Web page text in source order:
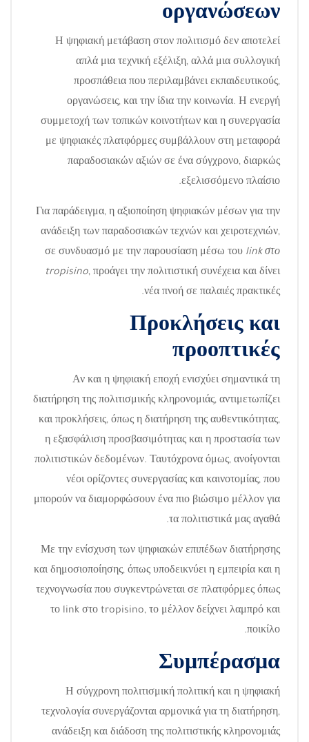
οργανώσεων
Η ψηφιακή μετάβαση στον πολιτισμό δεν αποτελεί
απλά μια τεχνική εξέλιξη, αλλά μια συλλογική
προσπάθεια που περιλαμβάνει εκπαιδευτικούς,
οργανώσεις, και την ίδια την κοινωνία. Η ενεργή
συμμετοχή των τοπικών κοινοτήτων και η συνεργασία
με ψηφιακές πλατφόρμες συμβάλλουν στη μεταφορά
παραδοσιακών αξιών σε ένα σύγχρονο, διαρκώς
εξελισσόμενο πλαίσιο.
Για παράδειγμα, η αξιοποίηση ψηφιακών μέσων για την
ανάδειξη των παραδοσιακών τεχνών και χειροτεχνιών,
σε συνδυασμό με την παρουσίαση μέσω του link στο
tropisino, προάγει την πολιτιστική συνέχεια και δίνει
νέα πνοή σε παλαιές πρακτικές.
Προκλήσεις και
προοπτικές
Αν και η ψηφιακή εποχή ενισχύει σημαντικά τη
διατήρηση της πολιτισμικής κληρονομιάς, αντιμετωπίζει
και προκλήσεις, όπως η διατήρηση της αυθεντικότητας,
η εξασφάλιση προσβασιμότητας και η προστασία των
πολιτιστικών δεδομένων. Ταυτόχρονα όμως, ανοίγονται
νέοι ορίζοντες συνεργασίας και καινοτομίας, που
μπορούν να διαμορφώσουν ένα πιο βιώσιμο μέλλον για
τα πολιτιστικά μας αγαθά.
Με την ενίσχυση των ψηφιακών επιπέδων διατήρησης
και δημοσιοποίησης, όπως υποδεικνύει η εμπειρία και η
τεχνογνωσία που συγκεντρώνεται σε πλατφόρμες όπως
το link στο tropisino, το μέλλον δείχνει λαμπρό και
ποικίλο.
Συμπέρασμα
Η σύγχρονη πολιτισμική πολιτική και η ψηφιακή
τεχνολογία συνεργάζονται αρμονικά για τη διατήρηση,
ανάδειξη και διάδοση της πολιτιστικής κληρονομιάς